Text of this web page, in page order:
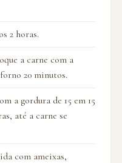
2 horas.
a carne com a
20 minutos.
a gordura de 15 em 15
até a carne se
com ameixas,